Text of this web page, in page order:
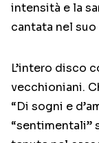
intensità e la
cantata nel
L’intero disco
vecchioniani.
“Di sogni e
“sentimentali”